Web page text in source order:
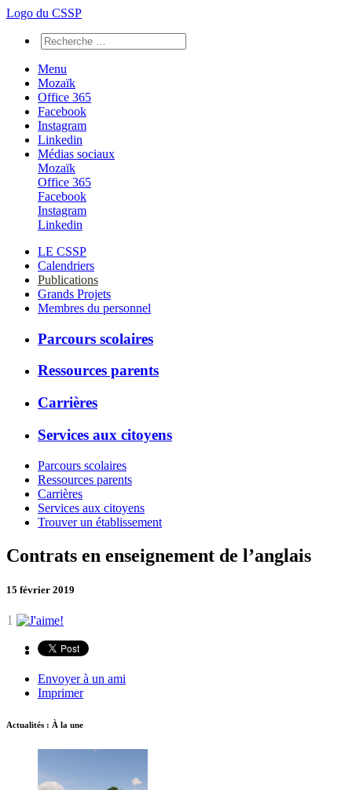
Logo du CSSP
Menu
Mozaïk
Office 365
Facebook
Instagram
Linkedin
Médias sociaux
Mozaïk
Office 365
Facebook
Instagram
Linkedin
LE CSSP
Calendriers
Publications
Grands Projets
Membres du personnel
Parcours scolaires
Ressources parents
Carrières
Services aux citoyens
Parcours scolaires
Ressources parents
Carrières
Services aux citoyens
Trouver un établissement
Contrats en enseignement de l’anglais
15 février 2019
1
Envoyer à un ami
Imprimer
Actualités : À la une